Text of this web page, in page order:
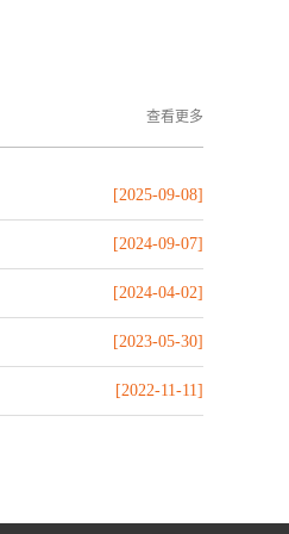
查看更多
[2025-09-08]
[2024-09-07]
[2024-04-02]
[2023-05-30]
[2022-11-11]